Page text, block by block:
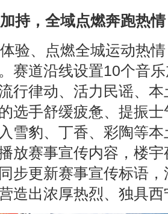
持，全域点燃奔跑热情
验、点燃全城运动热
赛道沿线设置10个音
行律动、活力民谣、
选手舒缓疲惫、提振
雪豹、丁香、彩陶等
放赛事宣传内容，楼
步更新赛事宣传标语
造出浓厚热烈、独具